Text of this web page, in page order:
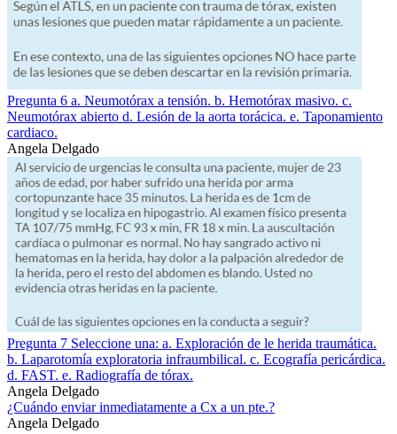
Pregunta 6 a. Neumotórax a tensión. b. Hemotórax masivo. c.
Neumotórax abierto d. Lesión de la aorta torácica. e. Taponamiento
cardiaco.
Angela Delgado
Pregunta 7 Seleccione una: a. Exploración de le herida traumática.
b. Laparotomía exploratoria infraumbilical. c. Ecografía pericárdica.
d. FAST. e. Radiografía de tórax.
Angela Delgado
¿Cuándo enviar inmediatamente a Cx a un pte.?
Angela Delgado